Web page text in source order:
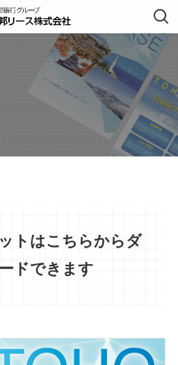
トはこちらからダ
ドできます